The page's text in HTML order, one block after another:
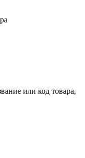
или код товара,